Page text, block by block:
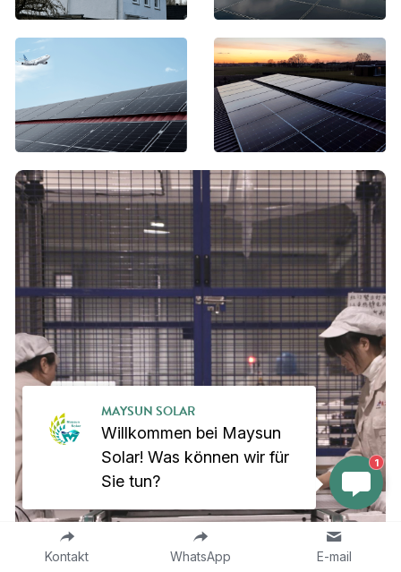
Kontakt WhatsApp E-mail
MAYSUN SOLAR
Willkommen bei Maysun
Solar! Was können wir für
Sie tun?
1